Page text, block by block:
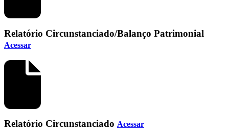
Relatório Circunstanciado/Balanço Patrimonial
Acessar
Relatório Circunstanciado Acessar